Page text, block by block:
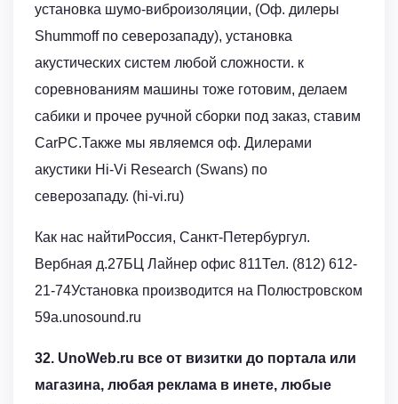
установка шумо-виброизоляции, (Оф. дилеры
Shummoff по северозападу), установка
акустических систем любой сложности. к
соревнованиям машины тоже готовим, делаем
сабики и прочее ручной сборки под заказ, ставим
CarPC.Также мы являемся оф. Дилерами
акустики Hi-Vi Research (Swans) по
северозападу. (hi-vi.ru)
Как нас найтиРоссия, Санкт-Петербургул.
Вербная д.27БЦ Лайнер офис 811Тел. (812) 612-
21-74Установка производится на Полюстровском
59а.unosound.ru
32. UnoWeb.ru все от визитки до портала или
магазина, любая реклама в инете, любые